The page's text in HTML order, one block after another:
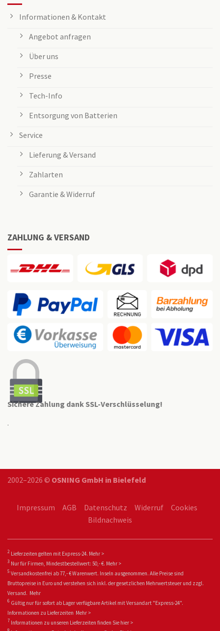
Informationen & Kontakt
Angebot anfragen
Über uns
Presse
Tech-Info
Entsorgung von Batterien
Service
Lieferung & Versand
Zahlarten
Garantie & Widerruf
ZAHLUNG & VERSAND
Sichere Zahlung dank SSL-Verschlüsselung!
.
2002–2026 © OSNING GmbH in Bielefeld
Impressum AGB Datenschutz Widerruf
Cookies
Bildnachweis
2 Lieferzeiten gelten mit Express-24. Mehr >
3 Nur für Firmen, Mindestbestellwert: 50,- €. Mehr >
5 Versandkostenfrei ab 77,- € Warenwert. Inseln ausgenommen. Alle Preise sind
Bruttopreise in Euro und verstehen sich inkl. der gesetzlichen Mehrwertsteuer und zzgl.
Versand. Mehr
6 Gültig nur für sofort ab Lager verfügbare Artikel mit Versandart "Express-24".
Informationen zu Lieferzeiten Mehr >
7 Informationen zu unseren Lieferzeiten finden Sie hier >